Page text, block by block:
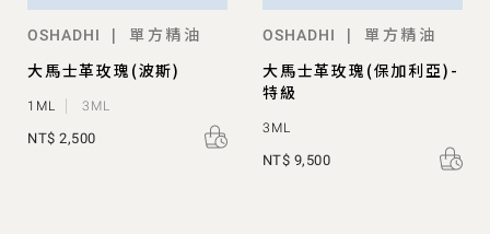
OSHADHI |
單方精油
大馬士革玫瑰(波斯)
1ML 3ML
NT$ 2,500
OSHADHI |
單方精油
大馬士革玫瑰(保加利亞)-
特級
3ML
NT$ 9,500